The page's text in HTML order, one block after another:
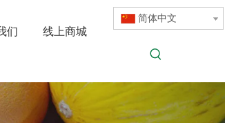
们 线上商城
简体中文